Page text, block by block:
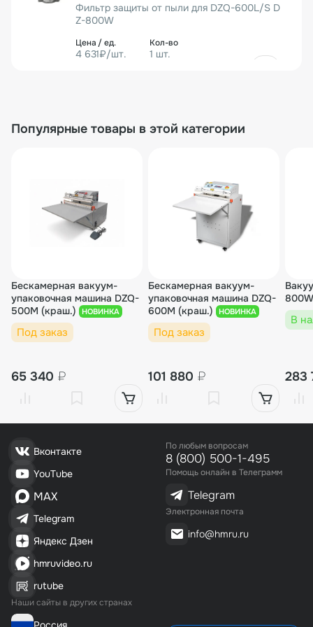
производительностью 20 м³ /ч. По выбору заказчика
В нашей компании вы можете заказать промышленный
вакуумный упаковщик бескамерного типа DZQ-600L/S
Фильтр защиты от пыли для DZQ-600L/S D
Z-800W
4 631₽/шт. 1 шт.
Популярные товары в этой категории
Бескамерная вакуум-
упаковочная машина DZQ-
500M (краш.)
НОВИНКА
Под заказ
65 340 ₽
Бескамерная вакуум-
упаковочная машина DZQ-
600M (краш.)
НОВИНКА
Под заказ
101 880 ₽
800W
В
283
Вконтакте
YouTube
MAX
Telegram
Яндекс Дзен
hmruvideo.ru
rutube
Наши сайты в других странах
По любым вопросам
8 (800) 500-1-495
Помощь онлайн в Телеграмм
Telegram
Электронная почта
info@hmru.ru